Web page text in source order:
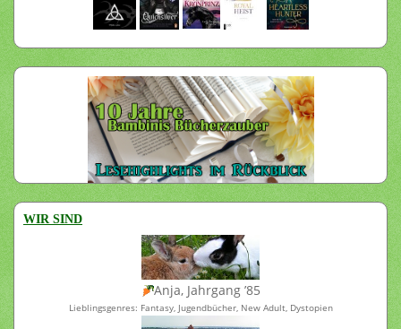
WIR SIND
Anja, Jahrgang ’85
Lieblingsgenres: Fantasy, Jugendbücher, New Adult, Dystopien